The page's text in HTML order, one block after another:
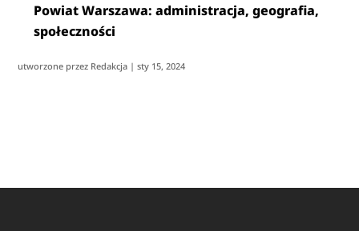
Powiat Warszawa: administracja, geografia,
społeczności
utworzone przez Redakcja |sty 15, 2024